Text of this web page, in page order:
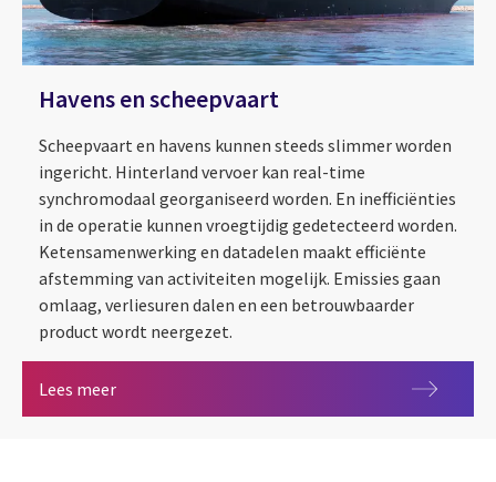
Havens en scheepvaart
Scheepvaart en havens kunnen steeds slimmer worden
ingericht. Hinterland vervoer kan real-time
synchromodaal georganiseerd worden. En inefficiënties
in de operatie kunnen vroegtijdig gedetecteerd worden.
Ketensamenwerking en datadelen maakt efficiënte
afstemming van activiteiten mogelijk. Emissies gaan
omlaag, verliesuren dalen en een betrouwbaarder
product wordt neergezet.
Lees meerHavens en scheepvaart